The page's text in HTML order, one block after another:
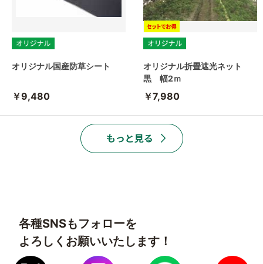
オリジナル国産防草シート
￥9,480
オリジナル折畳遮光ネット
黒 幅2ｍ
￥7,980
各種SNSもフォローを
よろしくお願いいたします！